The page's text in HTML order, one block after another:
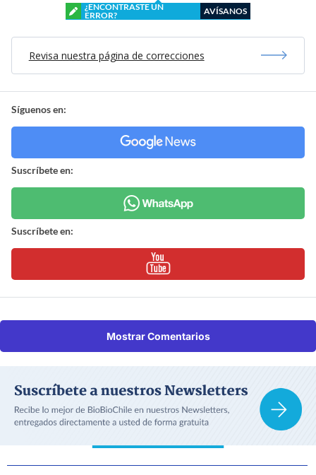
¿ENCONTRASTE UN
ERROR?
AVÍSANOS
Revisa nuestra página de correcciones
Síguenos en:
Suscríbete en:
Suscríbete en:
Mostrar Comentarios